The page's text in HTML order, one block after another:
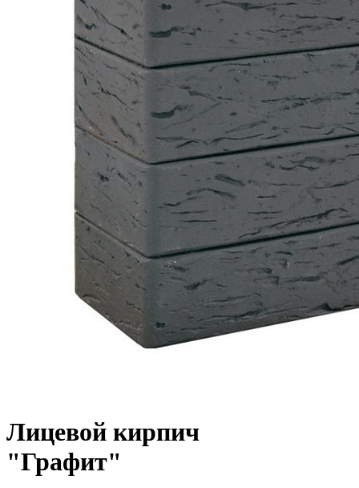
Лицевой кирпич
"Графит"